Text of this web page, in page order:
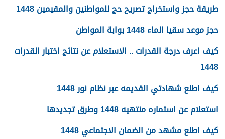
طريقة حجز واستخراج تصريح حج للمواطنين والمقيمين 1448
حجز موعد سقيا الماء 1448 بوابة المواطن
كيف اعرف درجة القدرات .. الاستعلام عن نتائج اختبار القدرات
1448
كيف اطلع شهادتي القديمه عبر نظام نور 1448
استعلام عن استماره منتهيه 1448 وطرق تجديدها
كيف اطلع مشهد من الضمان الاجتماعي 1448